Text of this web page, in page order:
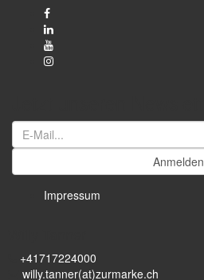
Anmelden
Impressum
+41717224000
willy.tanner(at)zurmarke.ch